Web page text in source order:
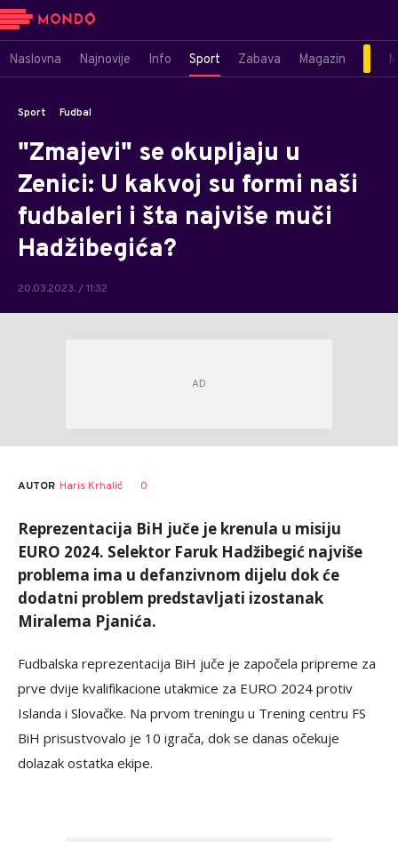
Naslovna Najnovije Info Sport Zabava Magazin
Sport Fudbal
"Zmajevi" se okupljaju u
Zenici: U kakvoj su formi naši
fudbaleri i šta najviše muči
Hadžibegića?
20.03.2023. / 11:32
AUTOR Haris Krhalić 0
Reprezentacija BiH juče je krenula u misiju
EURO 2024. Selektor Faruk Hadžibegić najviše
problema ima u defanzivnom dijelu dok će
dodatni problem predstavljati izostanak
Miralema Pjanića.
Fudbalska reprezentacija BiH juče je započela pripreme za
prve dvije kvalifikacione utakmice za EURO 2024 protiv
Islanda i Slovačke. Na prvom treningu u Trening centru FS
BiH prisustvovalo je 10 igrača, dok se danas očekuje
dolazak ostatka ekipe.